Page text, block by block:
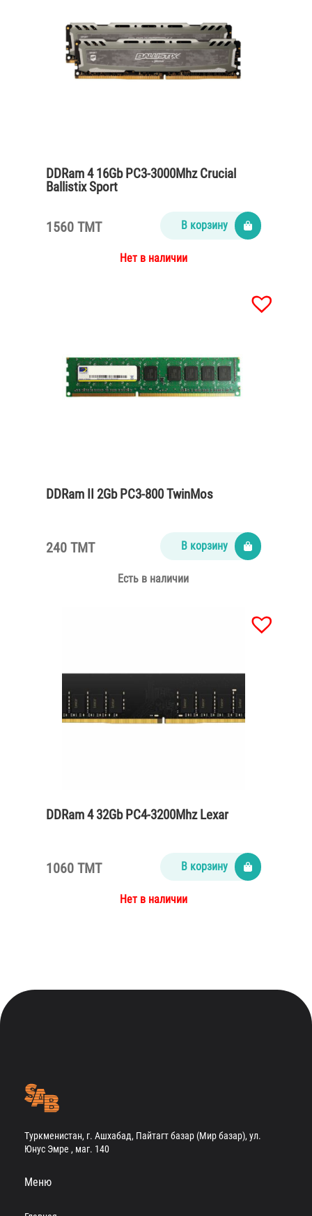
DDRam 4 16Gb PC3-3000Mhz Crucial
Ballistix Sport
1560 TMT В корзину
Нет в наличии
DDRam II 2Gb PC3-800 TwinMos
240 TMT В корзину
Есть в наличии
DDRam 4 32Gb PC4-3200Mhz Lexar
1060 TMT В корзину
Нет в наличии
Туркменистан, г. Ашхабад, Пайтагт базар (Мир базар), ул.
Юнус Эмре , маг. 140
Меню